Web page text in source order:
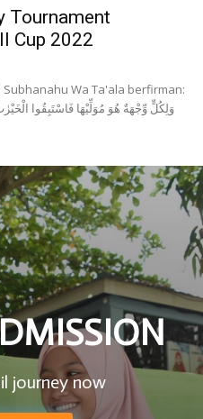
Tournament
Cup 2022
Wa Ta'ala berfirman:
وَلِكُلٍّ وِّجْهَةٌ هُوَ مُوَلِّيْهَا فَاسْتَبِقُوا
journey now